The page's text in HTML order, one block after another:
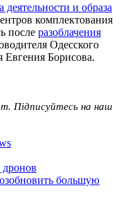
и образа
комплектования
после разоблачения
Одесского
Евгения Борисова.
Підписуйтесь на наш
дронов
большую